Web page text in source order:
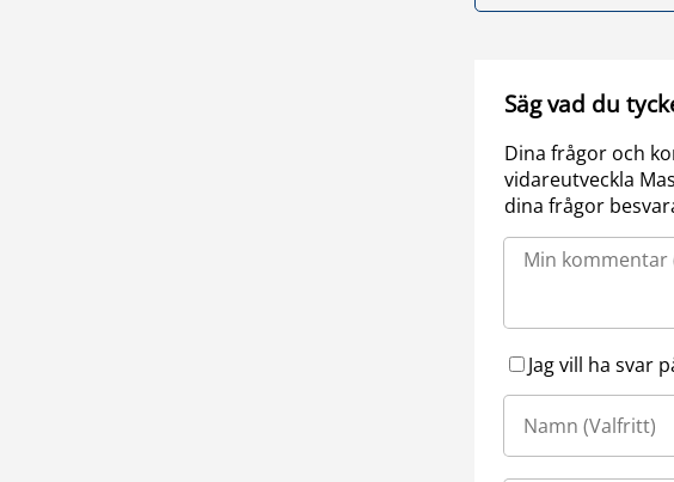
Säg vad du
Dina frågor och
vidareutveckla
dina frågor
Jag vill ha svar